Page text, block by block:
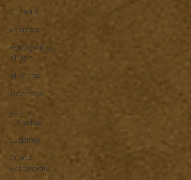
Cristais
Eventos
Fotografia
Kirlian
Idiomas
Incensos
Leis e
moedas
Lugares
Óleos
Essenciais